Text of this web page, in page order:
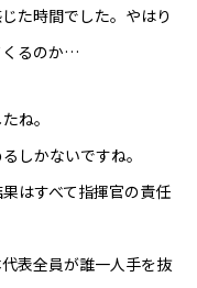
た時間でした。やはり
くるのか…
ね。
しかないですね。
はすべて指揮官の責任
表全員が誰一人手を抜